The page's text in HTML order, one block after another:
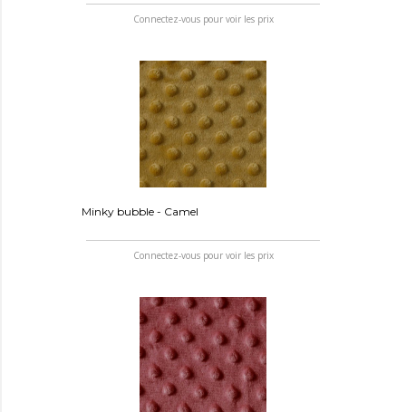
Connectez-vous pour voir les prix
Minky bubble - Camel
Connectez-vous pour voir les prix